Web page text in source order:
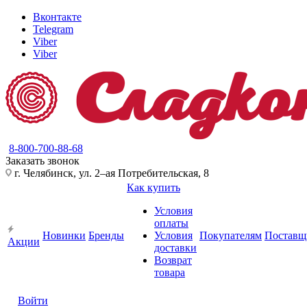
Вконтакте
Telegram
Viber
Viber
8-800-700-88-68
Заказать звонок
г. Челябинск, ул. 2–ая Потребительская, 8
Акции
Новинки Бренды
Как купить
Условия
оплаты
Условия
доставки
Возврат
товара
Покупателям
Войти